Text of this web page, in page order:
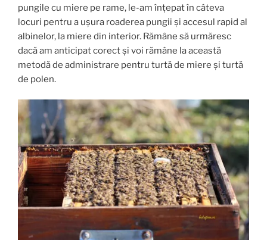
pungile cu miere pe rame, le-am înțepat în câteva
locuri pentru a ușura roaderea pungii și accesul rapid al
albinelor, la miere din interior. Rămâne să urmăresc
dacă am anticipat corect și voi rămâne la această
metodă de administrare pentru turtă de miere și turtă
de polen.